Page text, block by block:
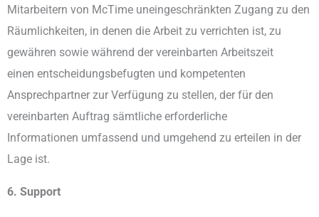
Mitarbeitern von McTime uneingeschränkten Zugang zu den
Räumlichkeiten, in denen die Arbeit zu verrichten ist, zu
gewähren sowie während der vereinbarten Arbeitszeit
einen entscheidungsbefugten und kompetenten
Ansprechpartner zur Verfügung zu stellen, der für den
vereinbarten Auftrag sämtliche erforderliche
Informationen umfassend und umgehend zu erteilen in der
Lage ist.
6. Support